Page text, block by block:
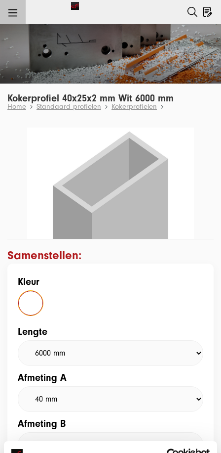
Kokerprofiel 40x25x2 mm Wit 6000 mm
Home Standaard profielen Kokerprofielen
Samenstellen:
Kleur
Lengte
Afmeting A
Afmeting B